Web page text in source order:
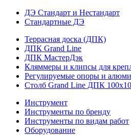
ДЭ Стандарт и Нестандарт
Стандартные ДЭ
Террасная доска (ДПК)
ДПК Grand Line
ДПК МастерДэк
Кляммеры и клипсы для
Регулируемые опоры и
Столб Grand Line ДПК
Инструмент
Инструменты по бренду
Инструменты по видам работ
Оборудование